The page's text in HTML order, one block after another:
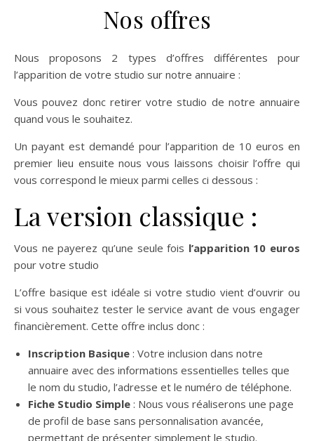
Nos offres
Nous proposons 2 types d’offres différentes pour
l’apparition de votre studio sur notre annuaire :
Vous pouvez donc retirer votre studio de notre annuaire
quand vous le souhaitez.
Un payant est demandé pour l’apparition de 10 euros en
premier lieu ensuite nous vous laissons choisir l’offre qui
vous correspond le mieux parmi celles ci dessous :
La version classique :
Vous ne payerez qu’une seule fois l’apparition 10 euros
pour votre studio
L’offre basique est idéale si votre studio vient d’ouvrir ou
si vous souhaitez tester le service avant de vous engager
financièrement. Cette offre inclus donc :
Inscription Basique : Votre inclusion dans notre
annuaire avec des informations essentielles telles que
le nom du studio, l’adresse et le numéro de téléphone.
Fiche Studio Simple : Nous vous réaliserons une page
de profil de base sans personnalisation avancée,
permettant de présenter simplement le studio.